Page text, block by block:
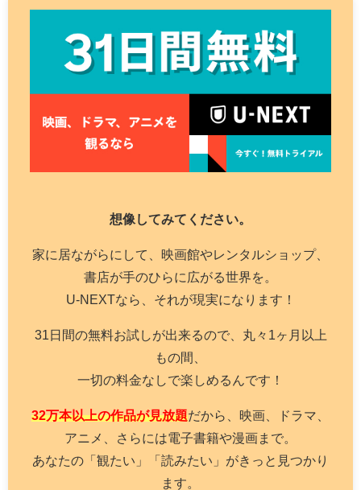
想像してみてください。
家に居ながらにして、映画館やレンタルショップ、
書店が手のひらに広がる世界を。
U-NEXTなら、それが現実になります！
31日間の無料お試しが出来るので、丸々1ヶ月以上
もの間、
一切の料金なしで楽しめるんです！
32万本以上の作品が見放題だから、映画、ドラマ、
アニメ、さらには電子書籍や漫画まで。
あなたの「観たい」「読みたい」がきっと見つかり
ます。